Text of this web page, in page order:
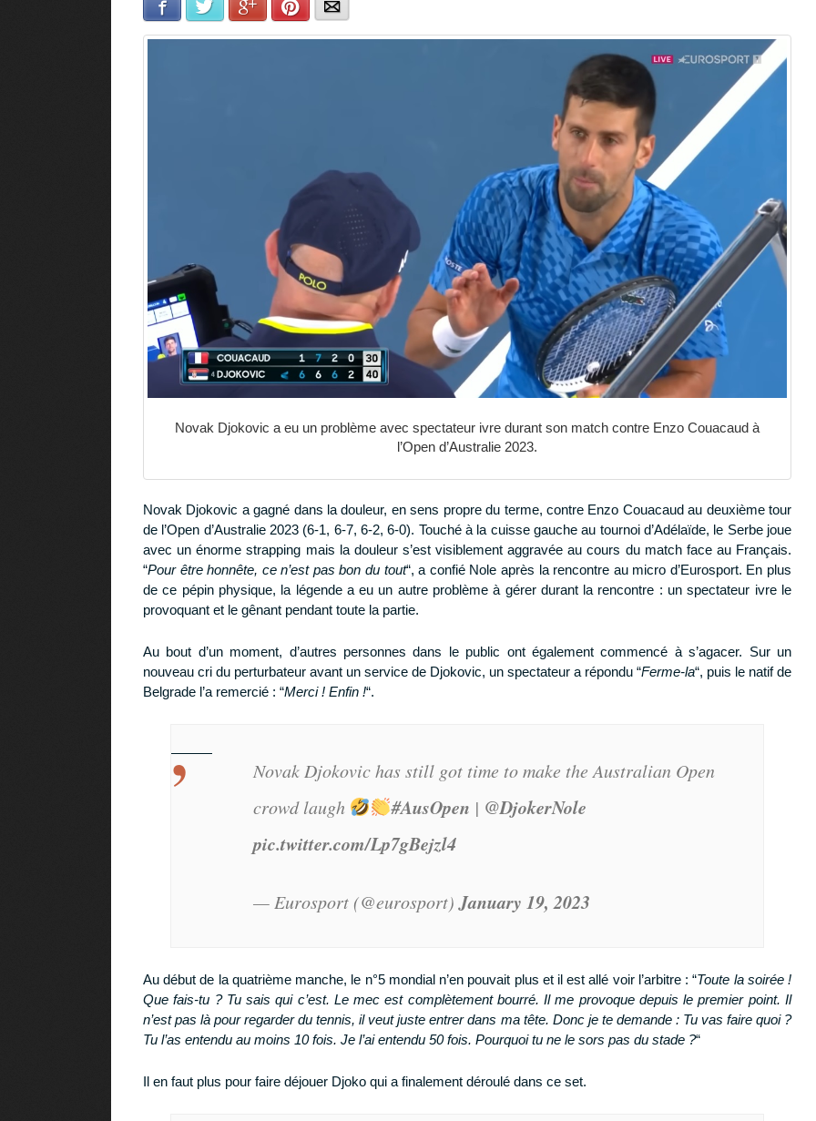
Facebook Twitter Google+Pinterest
Novak Djokovic a eu un problème avec spectateur ivre durant son match contre Enzo Couacaud à
l’Open d’Australie 2023.
Novak Djokovic a gagné dans la douleur, en sens propre du terme, contre Enzo Couacaud au deuxième tour
de l’Open d’Australie 2023 (6-1, 6-7, 6-2, 6-0). Touché à la cuisse gauche au tournoi d’Adélaïde, le Serbe joue
avec un énorme strapping mais la douleur s’est visiblement aggravée au cours du match face au Français.
“Pour être honnête, ce n’est pas bon du tout“, a confié Nole après la rencontre au micro d’Eurosport. En plus
de ce pépin physique, la légende a eu un autre problème à gérer durant la rencontre : un spectateur ivre le
provoquant et le gênant pendant toute la partie.
Au bout d’un moment, d’autres personnes dans le public ont également commencé à s’agacer. Sur un
nouveau cri du perturbateur avant un service de Djokovic, un spectateur a répondu “Ferme-la“, puis le natif de
Belgrade l’a remercié : “Merci ! Enfin !“.
Novak Djokovic has still got time to make the Australian Open
crowd laugh
#AusOpen | @DjokerNole
pic.twitter.com/Lp7gBejzl4
— Eurosport (@eurosport) January 19, 2023
Au début de la quatrième manche, le n°5 mondial n’en pouvait plus et il est allé voir l’arbitre : “Toute la soirée !
Que fais-tu ? Tu sais qui c’est. Le mec est complètement bourré. Il me provoque depuis le premier point. Il
n’est pas là pour regarder du tennis, il veut juste entrer dans ma tête. Donc je te demande : Tu vas faire quoi ?
Tu l’as entendu au moins 10 fois. Je l’ai entendu 50 fois. Pourquoi tu ne le sors pas du stade ?“
Il en faut plus pour faire déjouer Djoko qui a finalement déroulé dans ce set.
Progresse dans ton jeu avec Tennis Legend !